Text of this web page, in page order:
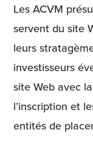
Les ACVM
servent du site
leurs
investisseurs
site Web avec
l’inscription et
entités de